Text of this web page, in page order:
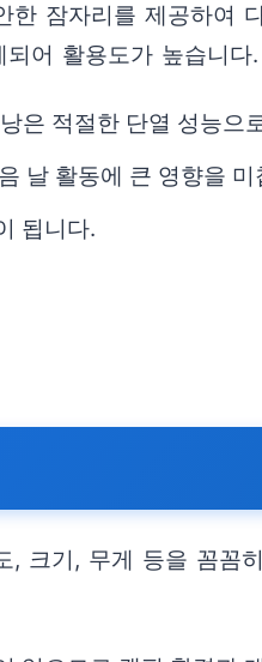
잠자리를 제공하여
어 활용도가 높습니다.
은 적절한 단열 성능으
날 활동에 큰 영향을 미
됩니다.
크기, 무게 등을 꼼꼼